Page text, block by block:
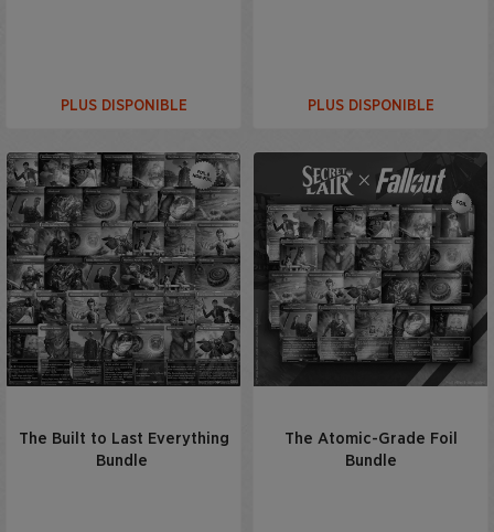
PLUS DISPONIBLE PLUS DISPONIBLE
The Built to Last Everything
Bundle
The Atomic-Grade Foil
Bundle